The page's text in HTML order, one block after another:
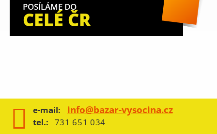
POSÍLÁME DO
CELÉ ČR
e-mail: info@bazar-vysocina.cz
tel.: 731 651 034